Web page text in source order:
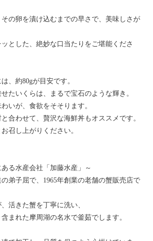
の卵を漬け込むまでの早さで、美味しさが
とした、絶妙な口当たりをご堪能くださ
、約80gが目安です。
たいくらは、まるで宝石のような輝き。
いが、食欲をそそります。
合わせて、贅沢な海鮮丼もオススメです。
召し上がりください。
る水産会社「加藤水産」～
弟子屈で、1965年創業の老舗の蟹販売店で
活きた蟹を丁寧に洗い、
まれた摩周湖の名水で釜茹でします。